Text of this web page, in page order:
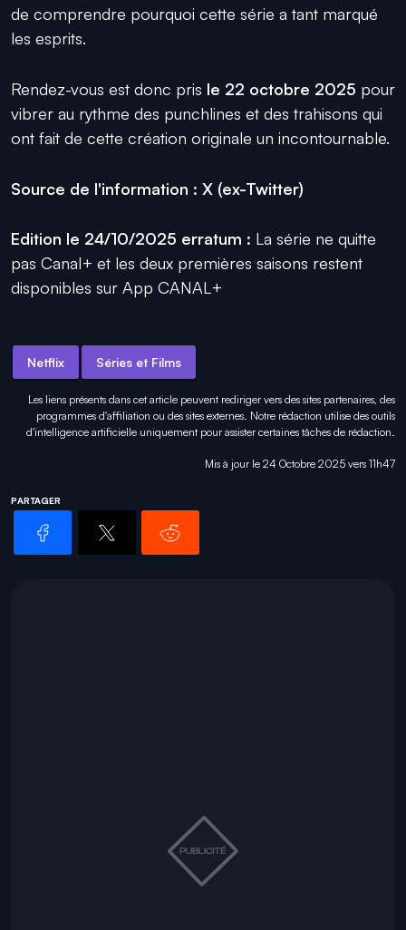
de comprendre pourquoi cette série a tant marqué
les esprits.
Rendez-vous est donc pris le 22 octobre 2025 pour
vibrer au rythme des punchlines et des trahisons qui
ont fait de cette création originale un incontournable.
Source de l'information : X (ex-Twitter)
Edition le 24/10/2025 erratum : La série ne quitte
pas Canal+ et les deux premières saisons restent
disponibles sur App CANAL+
Netflix Séries et Films
Les liens présents dans cet article peuvent rediriger vers des sites partenaires, des
programmes d'affiliation ou des sites externes. Notre rédaction utilise des outils
d'intelligence artificielle uniquement pourassister certaines tâches de rédaction.
Mis à jour le 24 Octobre 2025 vers 11h47
PARTAGER